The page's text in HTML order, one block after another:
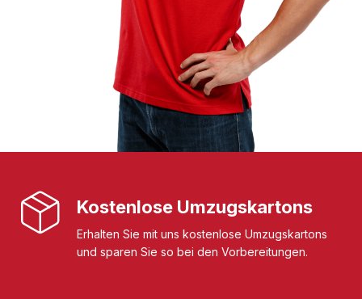
Kostenlose Umzugskartons
Erhalten Sie mit uns kostenlose Umzugskartons
und sparen Sie so bei den Vorbereitungen.